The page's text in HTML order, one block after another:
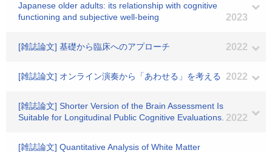
Japanese older adults: its relationship with cognitive
functioning and subjective well-being
2023
[雑誌論文] 基礎から臨床へのアプローチ 2022
[雑誌論文] オンライン演奏から「あわせる」を考える 2022
[雑誌論文] Shorter Version of the Brain Assessment Is
Suitable for Longitudinal Public Cognitive Evaluations. 2022
[雑誌論文] Quantitative Analysis of White Matter